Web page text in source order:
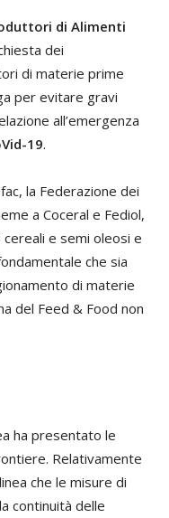
di Alimenti
dei
di materie prime
per evitare gravi
all’emergenza
19.
la Federazione dei
a Coceral e Fediol,
e semi oleosi e
che sia
di materie
del Feed & Food non
ha presentato le
Relativamente
che le misure di
continuità delle